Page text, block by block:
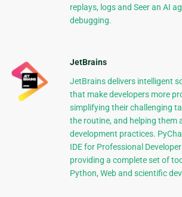
replays, logs and Seer an AI
debugging.
JetBrains
JetBrains delivers intelligent
that make developers more
simplifying their challenging
the routine, and helping them
development practices.
IDE for Professional
providing a complete set of
Python, Web and scientific